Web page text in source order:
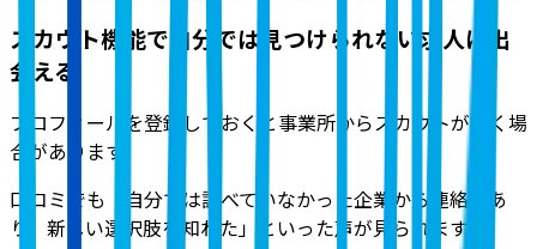
スカウト機能で自分では見つけられない求人に出
会える
プロフィールを登録しておくと事業所からスカウトが届く場
合があります。
口コミでも「自分では調べていなかった企業から連絡があ
り、新しい選択肢を知れた」といった声が見られます。